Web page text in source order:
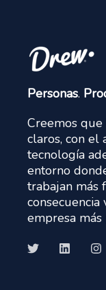
Personas.
Creemos
claros, con el
tecnología
entorno
trabajan más
empresa